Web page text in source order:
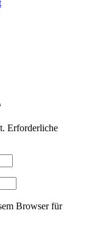
Erforderliche
Browser für